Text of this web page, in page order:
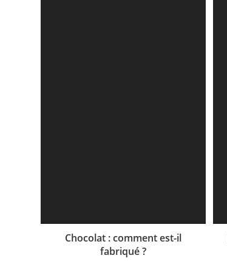
Chocolat : comment est-il
fabriqué ?